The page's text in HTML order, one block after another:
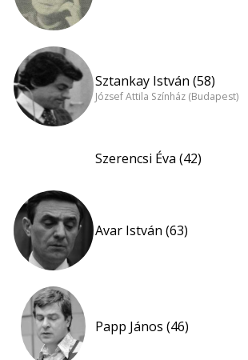
Sztankay István (58)
József Attila Színház (Budapest)
Szerencsi Éva (42)
Avar István (63)
Papp János (46)